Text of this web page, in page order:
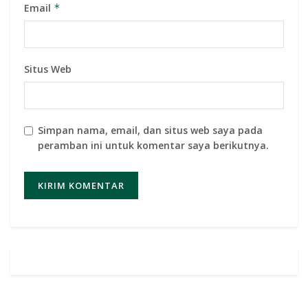
Email *
Situs Web
Simpan nama, email, dan situs web saya pada
peramban ini untuk komentar saya berikutnya.